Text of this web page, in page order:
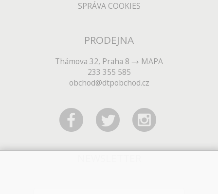
SPRÁVA COOKIES
PRODEJNA
Thámova 32, Praha 8
MAPA
233 355 585
obchod@dtpobchod.cz